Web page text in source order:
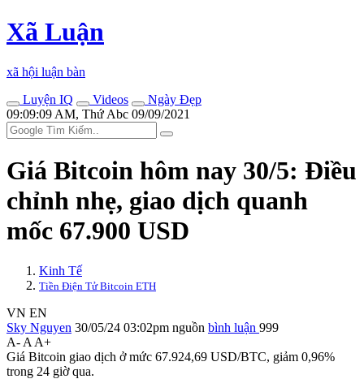
Xã Luận
xã hội luận bàn
Luyện IQ
Videos
Ngày Đẹp
09:09:09 AM, Thứ Abc 09/09/2021
Giá Bitcoin hôm nay 30/5: Điều
chỉnh nhẹ, giao dịch quanh
mốc 67.900 USD
Kinh Tế
Tiền Điện Tử Bitcoin ETH
VN EN
Sky Nguyen 30/05/24 03:02pm nguồn bình luận 999
A- A A+
Giá Bitcoin giao dịch ở mức 67.924,69 USD/BTC, giảm 0,96%
trong 24 giờ qua.